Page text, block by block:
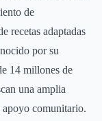
de
recetas adaptadas
por su
14 millones de
una amplia
comunitario.